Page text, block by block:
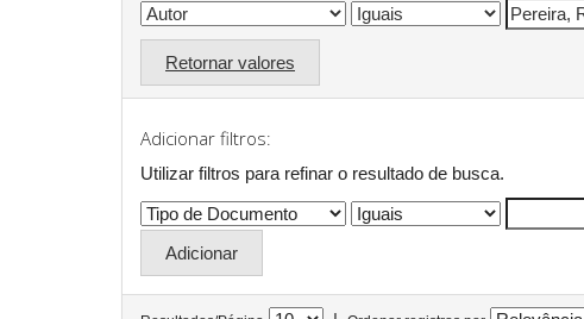
Retornar valores
Adicionar filtros:
Utilizar filtros para refinar o resultado de busca.